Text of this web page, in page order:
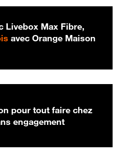
Livebox Max Fibre,
20 € par mois
avec Orange Maison
pour tout faire chez
engagement